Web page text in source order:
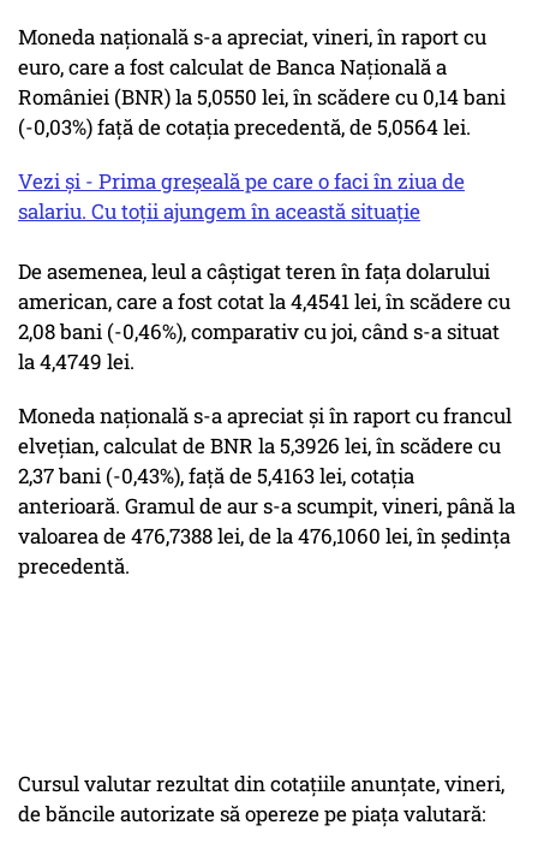
Moneda naţională s-a apreciat, vineri, în raport cu
euro, care a fost calculat de Banca Naţională a
României (BNR) la 5,0550 lei, în scădere cu 0,14 bani
(-0,03%) faţă de cotaţia precedentă, de 5,0564 lei.
Vezi și - Prima greșeală pe care o faci în ziua de
salariu. Cu toții ajungem în această situație
De asemenea, leul a câştigat teren în faţa dolarului
american, care a fost cotat la 4,4541 lei, în scădere cu
2,08 bani (-0,46%), comparativ cu joi, când s-a situat
la 4,4749 lei.
Moneda naţională s-a apreciat şi în raport cu francul
elveţian, calculat de BNR la 5,3926 lei, în scădere cu
2,37 bani (-0,43%), faţă de 5,4163 lei, cotaţia
anterioară. Gramul de aur s-a scumpit, vineri, până la
valoarea de 476,7388 lei, de la 476,1060 lei, în şedinţa
precedentă.
Cursul valutar rezultat din cotaţiile anunţate, vineri,
de băncile autorizate să opereze pe piaţa valutară: